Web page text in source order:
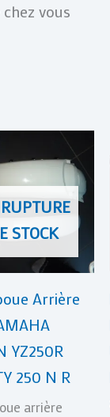
vous
STOCK
Arrière
YZ250R
250 N R
arrière